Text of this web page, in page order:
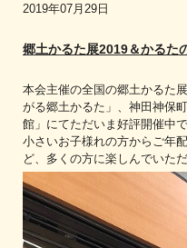
2019年07月29日
郷土かるた展2019＆かるた
本会主催の全国の郷土かるた
がる郷土かるた」、神田神保
館」にてただいま好評開催中
小さいお子様れの方からご年
ど、多くの方に楽しんでいた